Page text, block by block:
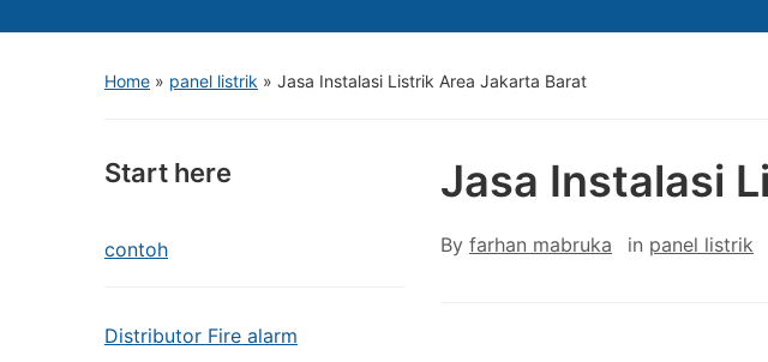
Home » panel listrik » Jasa Instalasi Listrik Area Jakarta Barat
Start here
contoh
Distributor Fire alarm
Jasa Instalasi
By farhan mabruka in panel listrik